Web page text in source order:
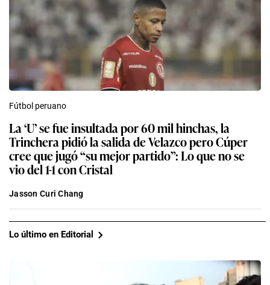
Fútbol peruano
La ‘U’ se fue insultada por 60 mil hinchas, la
Trinchera pidió la salida de Velazco pero Cúper
cree que jugó “su mejor partido”: Lo que no se
vio del 1-1 con Cristal
Jasson Curi Chang
Lo último en Editorial